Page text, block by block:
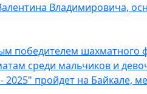
Владимировича,
победителем шахматного
среди мальчиков и
пройдет на Байкале,